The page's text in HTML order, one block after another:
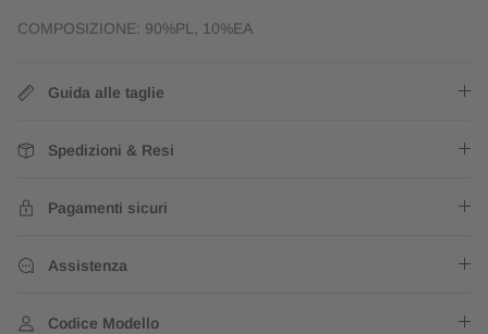
COMPOSIZIONE: 90%PL, 10%EA
Guida alle taglie
Spedizioni & Resi
Pagamenti sicuri
Assistenza
Codice Modello